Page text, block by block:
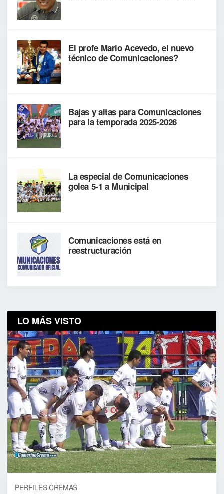
El profe Mario Acevedo, el nuevo
técnico de Comunicaciones?
Bajas y altas para Comunicaciones
para la temporada 2025-2026
La especial de Comunicaciones
golea 5-1 a Municipal
Comunicaciones está en
reestructuración
LO MÁS VISTO
PERFILES CREMAS